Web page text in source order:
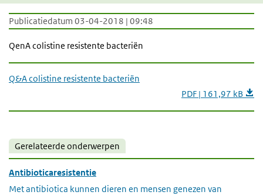
Publicatiedatum 03-04-2018 | 09:48
QenA colistine resistente bacteriën
Q&A colistine resistente bacteriën
PDF | 161,97 kB
Gerelateerde onderwerpen
Antibioticaresistentie
Met antibiotica kunnen dieren en mensen genezen van